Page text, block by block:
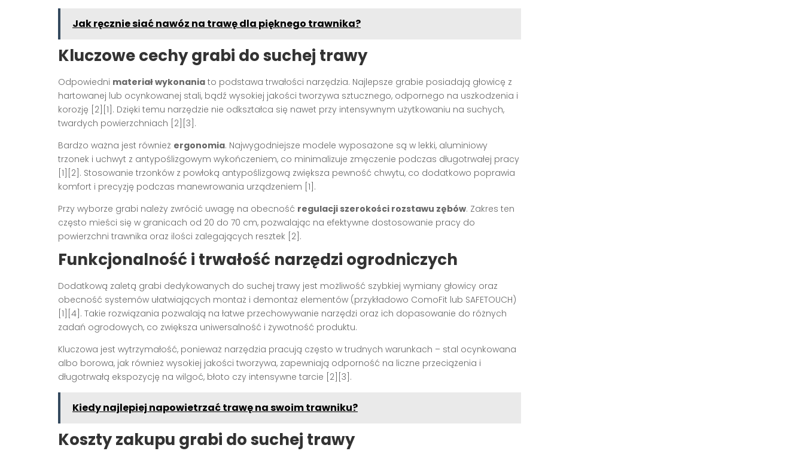
Jak ręcznie siać nawóz na trawę dla pięknego trawnika?
Kluczowe cechy grabi do suchej trawy
Odpowiedni materiał wykonania to podstawa trwałości narzędzia. Najlepsze grabie posiadają głowicę z
hartowanej lub ocynkowanej stali, bądź wysokiej jakości tworzywa sztucznego, odpornego na uszkodzenia i
korozję [2][1]. Dzięki temu narzędzie nie odkształca się nawet przy intensywnym użytkowaniu na suchych,
twardych powierzchniach [2][3].
Bardzo ważna jest również ergonomia. Najwygodniejsze modele wyposażone są w lekki, aluminiowy
trzonek i uchwyt z antypoślizgowym wykończeniem, co minimalizuje zmęczenie podczas długotrwałej pracy
[1][2]. Stosowanie trzonków z powłoką antypoślizgową zwiększa pewność chwytu, co dodatkowo poprawia
komfort i precyzję podczas manewrowania urządzeniem [1].
Przy wyborze grabi należy zwrócić uwagę na obecność regulacji szerokości rozstawu zębów. Zakres ten
często mieści się w granicach od 20 do 70 cm, pozwalając na efektywne dostosowanie pracy do
powierzchni trawnika oraz ilości zalegających resztek [2].
Funkcjonalność i trwałość narzędzi ogrodniczych
Dodatkową zaletą grabi dedykowanych do suchej trawy jest możliwość szybkiej wymiany głowicy oraz
obecność systemów ułatwiających montaż i demontaż elementów (przykładowo ComoFit lub SAFETOUCH)
[1][4]. Takie rozwiązania pozwalają na łatwe przechowywanie narzędzi oraz ich dopasowanie do różnych
zadań ogrodowych, co zwiększa uniwersalność i żywotność produktu.
Kluczowa jest wytrzymałość, ponieważ narzędzia pracują często w trudnych warunkach – stal ocynkowana
albo borowa, jak również wysokiej jakości tworzywa, zapewniają odporność na liczne przeciążenia i
długotrwałą ekspozycję na wilgoć, błoto czy intensywne tarcie [2][3].
Kiedy najlepiej napowietrzać trawę na swoim trawniku?
Koszty zakupu grabi do suchej trawy